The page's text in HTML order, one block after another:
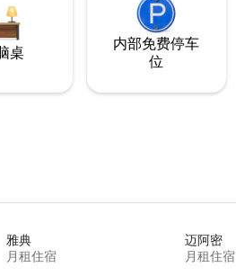
桌
内部免费停车
位
雅典
月租住宿
迈阿密
月租住宿